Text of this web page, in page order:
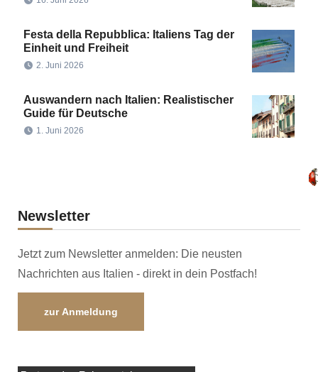
Festa della Repubblica: Italiens Tag der
Einheit und Freiheit
2. Juni 2026
Auswandern nach Italien: Realistischer
Guide für Deutsche
1. Juni 2026
Newsletter
Jetzt zum Newsletter anmelden: Die neusten
Nachrichten aus Italien - direkt in dein Postfach!
zur Anmeldung